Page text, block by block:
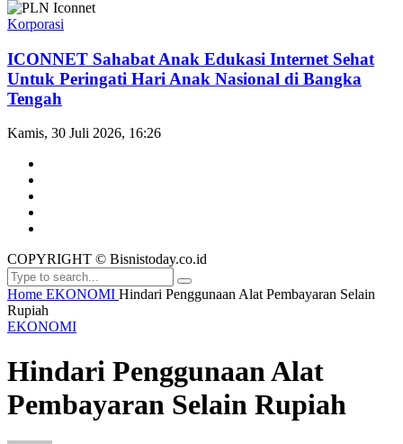
Korporasi
ICONNET Sahabat Anak Edukasi Internet Sehat
Untuk Peringati Hari Anak Nasional di Bangka
Tengah
Kamis, 30 Juli 2026, 16:26
COPYRIGHT © Bisnistoday.co.id
Home EKONOMI Hindari Penggunaan Alat Pembayaran Selain
Rupiah
EKONOMI
Hindari Penggunaan Alat
Pembayaran Selain Rupiah